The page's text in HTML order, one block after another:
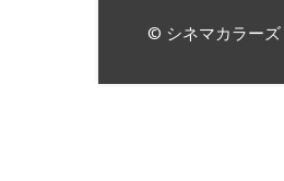
© シネマカラーズ